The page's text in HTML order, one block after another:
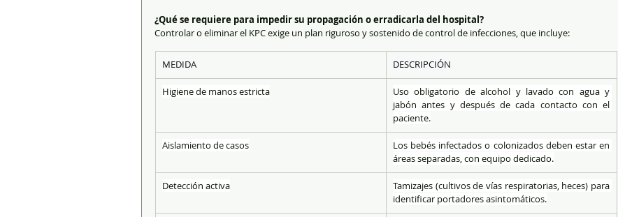
¿Qué se requiere para impedir su propagación o erradicarla del hospital?
Controlar o eliminar el KPC exige un plan riguroso y sostenido de control de infecciones, que incluye:
MEDIDA DESCRIPCIÓN
Higiene de manos estricta
Uso obligatorio de alcohol y lavado con agua y
jabón antes y después de cada contacto con el
paciente.
Aislamiento de casos
Los bebés infectados o colonizados deben estar en
áreas separadas, con equipo dedicado.
Detección activa
Tamizajes (cultivos de vías respiratorias, heces) para
identificar portadores asintomáticos.